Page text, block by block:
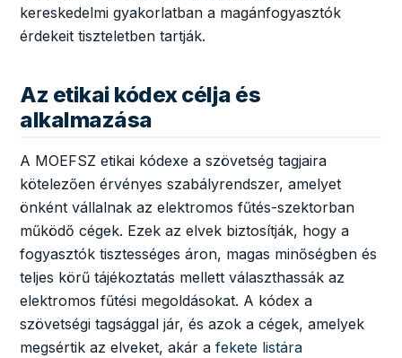
kereskedelmi gyakorlatban a magánfogyasztók
érdekeit tiszteletben tartják.
Az etikai kódex célja és
alkalmazása
A MOEFSZ etikai kódexe a szövetség tagjaira
kötelezően érvényes szabályrendszer, amelyet
önként vállalnak az elektromos fűtés-szektorban
működő cégek. Ezek az elvek biztosítják, hogy a
fogyasztók tisztességes áron, magas minőségben és
teljes körű tájékoztatás mellett választhassák az
elektromos fűtési megoldásokat. A kódex a
szövetségi tagsággal jár, és azok a cégek, amelyek
megsértik az elveket, akár a fekete listára